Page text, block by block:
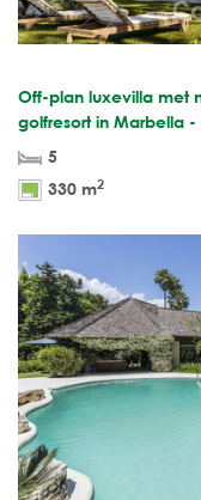
Off-plan luxevilla met
golfresort in Marbella -
5
330 m2